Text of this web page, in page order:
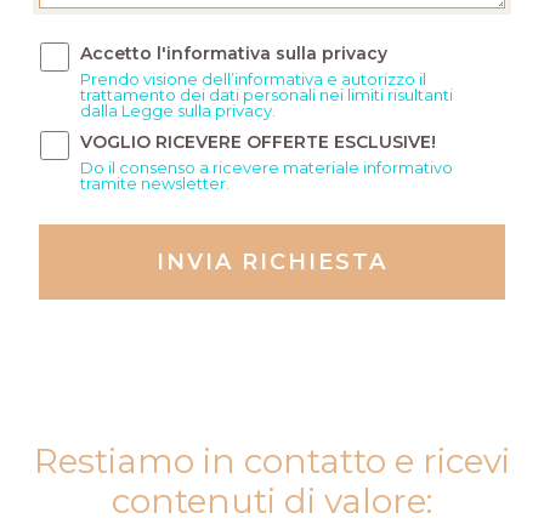
Accetto l'informativa sulla privacy
Prendo visione dell’informativa e autorizzo il
trattamento dei dati personali nei limiti risultanti
dalla Legge sulla privacy.
VOGLIO RICEVERE OFFERTE ESCLUSIVE!
Do il consenso a ricevere materiale informativo
tramite newsletter.
INVIA RICHIESTA
Restiamo in contatto e ricevi
contenuti di valore: